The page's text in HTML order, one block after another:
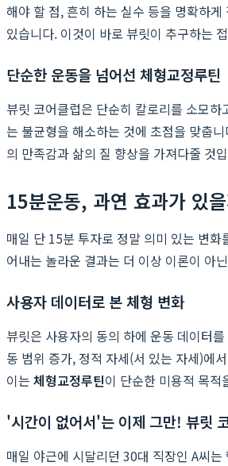
해야 할 점, 흔히 하는 실수 등을 명확하
있습니다. 이것이 바로 뷰릿이 추구하는
단순한 운동을 넘어선 체형교정루틴
뷰릿 코어클럽은 단순히 칼로리를 소모
는 불균형을 해소하는 것에 초점을 맞춥
의 만족감과 삶의 질 향상을 가져다줄 것
15분운동, 과연 효과가 있
매일 단 15분 투자로 정말 의미 있는 변
어내는 놀라운 결과는 더 이상 이론이 아
사용자 데이터로 본 체형 변화
뷰릿은 사용자의 동의 하에 운동 데이터
동 범위 증가, 정적 자세(서 있는 자세)에
이는 체형교정루틴이 단순한 미용적 목
'시간이 없어서'는 이제 그만! 뷰릿
매일 야근에 시달리던 30대 직장인 A씨